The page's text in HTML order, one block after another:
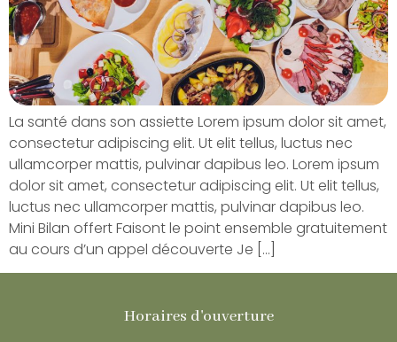
La santé dans son assiette Lorem ipsum dolor sit amet,
consectetur adipiscing elit. Ut elit tellus, luctus nec
ullamcorper mattis, pulvinar dapibus leo. Lorem ipsum
dolor sit amet, consectetur adipiscing elit. Ut elit tellus,
luctus nec ullamcorper mattis, pulvinar dapibus leo.
Mini Bilan offert Faisont le point ensemble gratuitement
au cours d’un appel découverte Je […]
Horaires d'ouverture